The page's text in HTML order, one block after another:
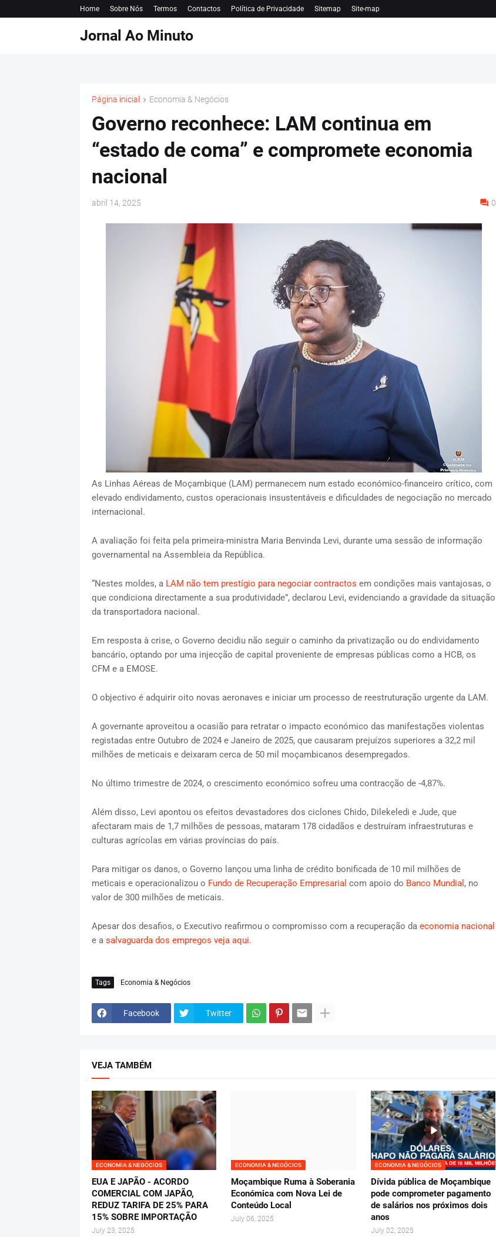
Home Sobre Nós Termos Contactos Política de Privacidade Sitemap Site-map
Jornal Ao Minuto
Página inicial Economia & Negócios
Governo reconhece: LAM continua em
“estado de coma” e compromete economia
nacional
abril 14, 2025 0
As Linhas Aéreas de Moçambique (LAM) permanecem num estado económico-financeiro crítico, com
elevado endividamento, custos operacionais insustentáveis e dificuldades de negociação no mercado
internacional.
A avaliação foi feita pela primeira-ministra Maria Benvinda Levi, durante uma sessão de informação
governamental na Assembleia da República.
“Nestes moldes, a LAM não tem prestígio para negociar contractos em condições mais vantajosas, o
que condiciona directamente a sua produtividade”, declarou Levi, evidenciando a gravidade da situação
da transportadora nacional.
Em resposta à crise, o Governo decidiu não seguir o caminho da privatização ou do endividamento
bancário, optando por uma injecção de capital proveniente de empresas públicas como a HCB, os
CFM e a EMOSE.
O objectivo é adquirir oito novas aeronaves e iniciar um processo de reestruturação urgente da LAM.
A governante aproveitou a ocasião para retratar o impacto económico das manifestações violentas
registadas entre Outubro de 2024 e Janeiro de 2025, que causaram prejuízos superiores a 32,2 mil
milhões de meticais e deixaram cerca de 50 mil moçambicanos desempregados.
No último trimestre de 2024, o crescimento económico sofreu uma contracção de -4,87%.
Além disso, Levi apontou os efeitos devastadores dos ciclones Chido, Dilekeledi e Jude, que
afectaram mais de 1,7 milhões de pessoas, mataram 178 cidadãos e destruíram infraestruturas e
culturas agrícolas em várias províncias do país.
Para mitigar os danos, o Governo lançou uma linha de crédito bonificada de 10 mil milhões de
meticais e operacionalizou o Fundo de Recuperação Empresarial com apoio do Banco Mundial , no
valor de 300 milhões de meticais.
Apesar dos desafios, o Executivo reafirmou o compromisso com a recuperação da economia nacional
e a salvaguarda dos empregos veja aqui.
Tags Economia & Negócios
Facebook Twitter
VEJA TAMBÉM
ECONOMIA & NEGÓCIOS
EUA E JAPÃO - ACORDO
COMERCIAL COM JAPÃO,
REDUZ TARIFA DE 25% PARA
15% SOBRE IMPORTAÇÃO
July 23, 2025
ECONOMIA & NEGÓCIOS
Moçambique Ruma à Soberania
Económica com Nova Lei de
Conteúdo Local
July 06, 2025
ECONOMIA & NEGÓCIOS
Dívida pública de Moçambique
pode comprometer pagamento
de salários nos próximos dois
anos
July 02, 2025